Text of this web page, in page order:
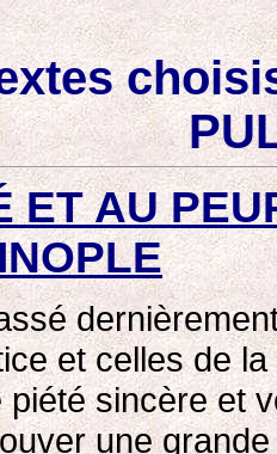
ET AU
et celles de
sincère et
une